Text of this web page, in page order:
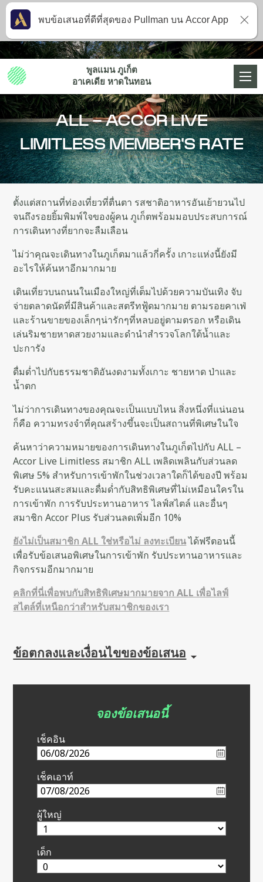
ALL - ACCOR LIVE
LIMITLESS MEMBER'S RATE
ตั้งแต่สถานที่ท่องเที่ยวที่ตื่นตา รสชาติอาหารอันเย้ายวนไป
จนถึงรอยยิ้มพิมพ์ใจของผู้คน ภูเก็ตพร้อมมอบประสบการณ์
การเดินทางที่ยากจะลืมเลือน
ไม่ว่าคุณจะเดินทางในภูเก็ตมาแล้วกี่ครั้ง เกาะแห่งนี้ยังมี
อะไรให้ค้นหาอีกมากมาย
เดินเที่ยวบนถนนในเมืองใหญ่ที่เต็มไปด้วยความบันเทิง จับ
จ่ายตลาดนัดที่มีสินค้าและสตรีทฟู้ดมากมาย ตามรอยคาเฟ่
และร้านขายของเล็กๆน่ารักๆที่หลบอยู่ตามตรอก หรือเดิน
เล่นริมชายหาดสวยงามและดำนำสำรวจโลกใต้น้ำและ
ปะการัง
ดื่มด่ำไปกับธรรมชาติอันงดงามทั้งเกาะ ชายหาด ป่าและ
น้ำตก
ไม่ว่าการเดินทางของคุณจะเป็นแบบไหน สิ่งหนึ่งที่แน่นอน
ก็คือ ความทรงจำที่คุณสร้างขึ้นจะเป็นสถานที่พิเศษในใจ
ค้นหาว่าความหมายของการเดินทางในภูเก็ตไปกับ ALL –
Accor Live Limitless สมาชิก ALL เพลิดเพลินกับส่วนลด
พิเศษ 5% สำหรับการเข้าพักในช่วงเวลาใดก็ได้ของปี พร้อม
รับคะแนนสะสมและดื่มด่ำกับสิทธิพิเศษที่ไม่เหมือนใครใน
การเข้าพัก การรับประทานอาหาร ไลฟ์สไตล์ และอื่นๆ
สมาชิก Accor Plus รับส่วนลดเพิ่มอีก 10%
ยังไม่เป็นสมาชิก ALL ใช่หรือไม่ ลงทะเบียนได้ฟรีตอนนี้
เพื่อรับข้อเสนอพิเศษในการเข้าพัก รับประทานอาหารและ
กิจกรรมอีกมากมาย
คลิกที่นี่เพื่อพบกับสิทธิพิเศษมากมายจาก ALL เพื่อไลฟ์
สไตล์ที่เหนือกว่าสำหรับสมาชิกของเรา
ข้อตกลงและเงื่อนไขของข้อเสนอ
จองข้อเสนอนี้
เช็คอิน
เช็คเอาท์
ผู้ใหญ่
เด็ก
พูลแมน ภูเก็ต
อาเคเดีย หาดในทอน
พบข้อเสนอที่ดีที่สุดของ Pullman บน Accor App